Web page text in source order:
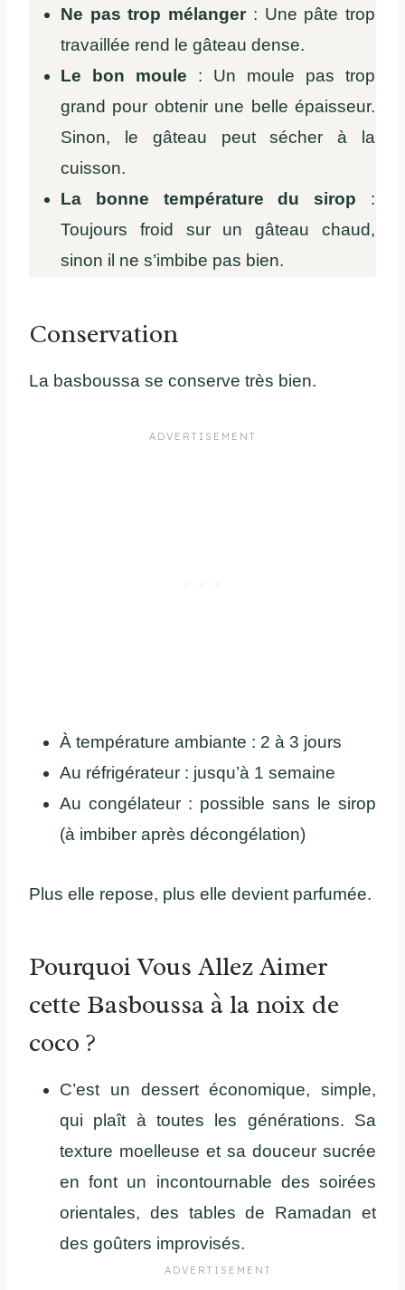
Ne pas trop mélanger: Une pâte trop
travaillée rend le gâteau dense.
Le bon moule : Un moule pas trop
grand pour obtenir une belle épaisseur.
Sinon, le gâteau peut sécher à la
cuisson.
La bonne température du sirop :
Toujours froid sur un gâteau chaud,
sinon il ne s’imbibe pas bien.
Conservation
La basboussa se conserve très bien.
À température ambiante : 2 à 3 jours
Au réfrigérateur : jusqu’à 1 semaine
Au congélateur : possible sans le sirop
(à imbiber après décongélation)
Plus elle repose, plus elle devient parfumée.
Pourquoi Vous Allez Aimer
cette Basboussa à la noix de
coco ?
C’est un dessert économique, simple,
qui plaît à toutes les générations. Sa
texture moelleuse et sa douceur sucrée
en font un incontournable des soirées
orientales, des tables de Ramadan et
des goûters improvisés.